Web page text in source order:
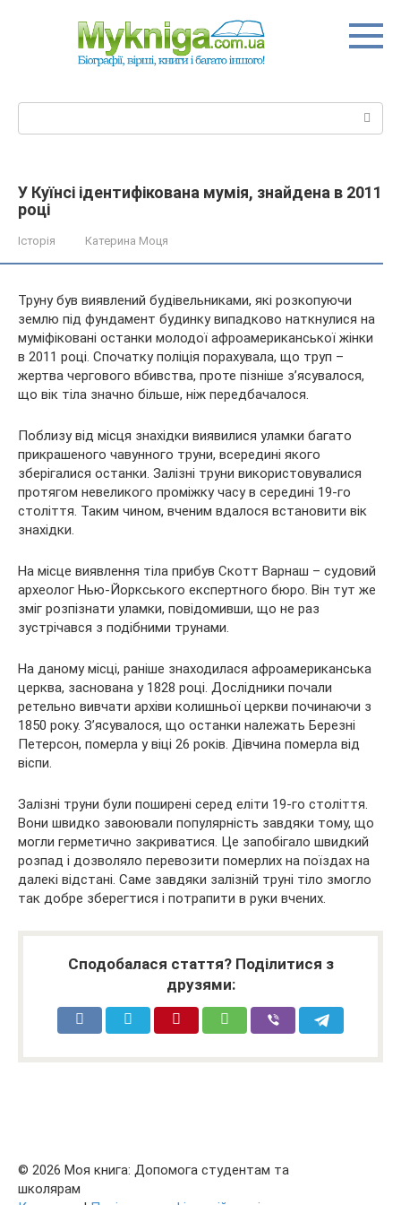
У Куїнсі ідентифікована мумія, знайдена в 2011
році
Історія Катерина Моця
Труну був виявлений будівельниками, які розкопуючи
землю під фундамент будинку випадково наткнулися на
муміфіковані останки молодої афроамериканської жінки
в 2011 році. Спочатку поліція порахувала, що труп –
жертва чергового вбивства, проте пізніше з’ясувалося,
що вік тіла значно більше, ніж передбачалося.
Поблизу від місця знахідки виявилися уламки багато
прикрашеного чавунного труни, всередині якого
зберігалися останки. Залізні труни використовувалися
протягом невеликого проміжку часу в середині 19-го
століття. Таким чином, вченим вдалося встановити вік
знахідки.
На місце виявлення тіла прибув Скотт Варнаш – судовий
археолог Нью-Йоркського експертного бюро. Він тут же
зміг розпізнати уламки, повідомивши, що не раз
зустрічався з подібними трунами.
На даному місці, раніше знаходилася афроамериканська
церква, заснована у 1828 році. Дослідники почали
ретельно вивчати архіви колишньої церкви починаючи з
1850 року. З’ясувалося, що останки належать Березні
Петерсон, померла у віці 26 років. Дівчина померла від
віспи.
Залізні труни були поширені серед еліти 19-го століття.
Вони швидко завоювали популярність завдяки тому, що
могли герметично закриватися. Це запобігало швидкий
розпад і дозволяло перевозити померлих на поїздах на
далекі відстані. Саме завдяки залізній труні тіло змогло
так добре зберегтися і потрапити в руки вчених.
Сподобалася стаття? Поділитися з
друзями:
© 2026 Моя книга: Допомога студентам та
школярам